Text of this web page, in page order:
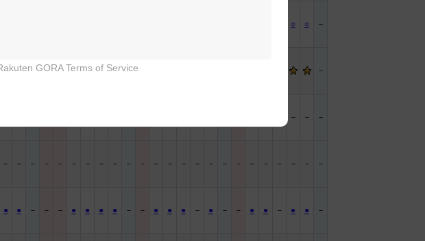
○ ○ －
－ － － － － － －
－ － －
－ － － － － － － － － － － － － － － － － － － － － － － －
● ● － － － ● ● ● ● － － ● ● ● － ● － － ● ● － ● ● －
manners, or warnings)
GORA Terms of Service